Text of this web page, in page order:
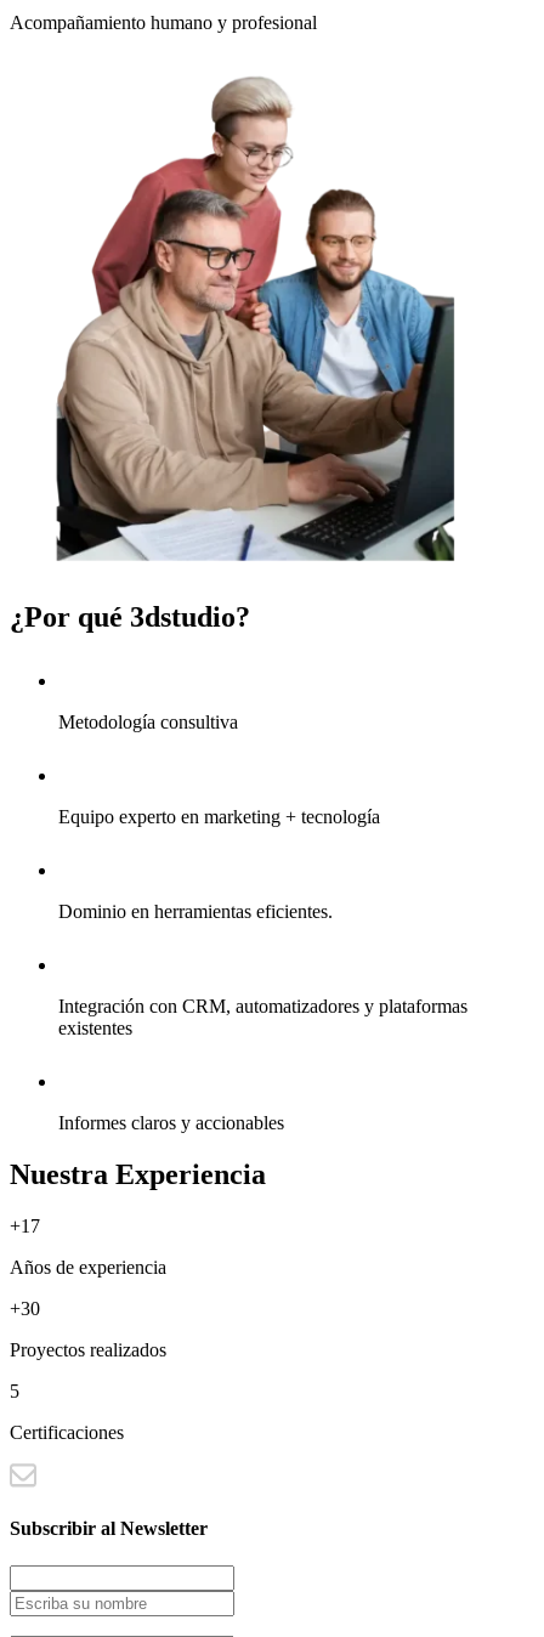
Acompañamiento humano y profesional
¿Por qué 3dstudio?
Metodología consultiva
Equipo experto en marketing + tecnología
Dominio en herramientas eficientes.
Integración con CRM, automatizadores y plataformas
existentes
Informes claros y accionables
Nuestra Experiencia
+17
Años de experiencia
+30
Proyectos realizados
5
Certificaciones
Subscribir al Newsletter